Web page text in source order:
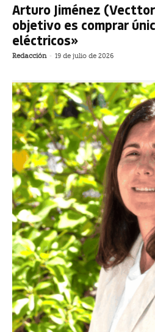
Arturo Jiménez
objetivo es comprar
eléctricos»
Redacción - 19 de julio de 2026